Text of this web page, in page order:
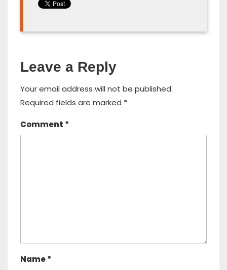
Leave a Reply
Your email address will not be published.
Required fields are marked *
Comment *
Name*